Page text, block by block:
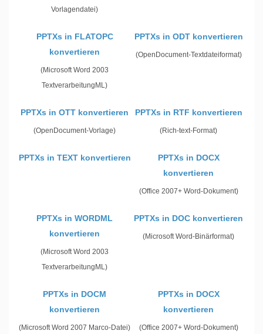
Vorlagendatei)
PPTXs in FLATOPC
konvertieren
(Microsoft Word 2003
TextverarbeitungML)
PPTXs in ODT konvertieren
(OpenDocument-Textdateiformat)
PPTXs in OTT konvertieren
(OpenDocument-Vorlage)
PPTXs in RTF konvertieren
(Rich-text-Format)
PPTXs in TEXT konvertieren
PPTXs in DOCX
konvertieren
(Office 2007+ Word-Dokument)
PPTXs in WORDML
konvertieren
(Microsoft Word 2003
TextverarbeitungML)
PPTXs in DOC konvertieren
(Microsoft Word-Binärformat)
PPTXs in DOCM
konvertieren
(Microsoft Word 2007 Marco-Datei)
PPTXs in DOCX
konvertieren
(Office 2007+ Word-Dokument)